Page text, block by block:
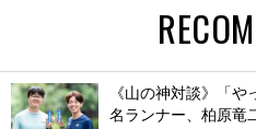
《山の神対談》「や
名ランナー、柏原竜